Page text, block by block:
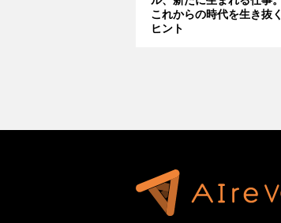
これからの時代を生き抜く
ヒント